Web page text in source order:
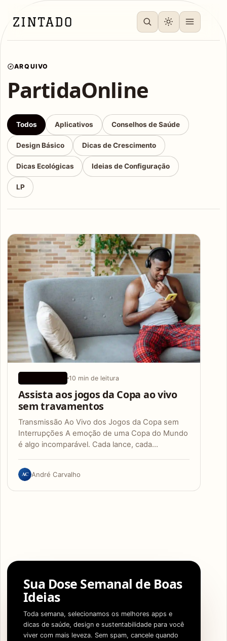
ARQUIVO
PartidaOnline
Todos Aplicativos Conselhos de Saúde
Design Básico Dicas de Crescimento
Dicas Ecológicas Ideias de Configuração
LP
Articles
10 min de leitura
Assista aos jogos da Copa ao vivo
sem travamentos
Transmissão Ao Vivo dos Jogos da Copa sem
Interrupções A emoção de uma Copa do Mundo
é algo incomparável. Cada lance, cada…
AC André Carvalho
Sua Dose Semanal de Boas
Ideias
Toda semana, selecionamos os melhores apps e
dicas de saúde, design e sustentabilidade para você
viver com mais leveza. Sem spam, cancele quando